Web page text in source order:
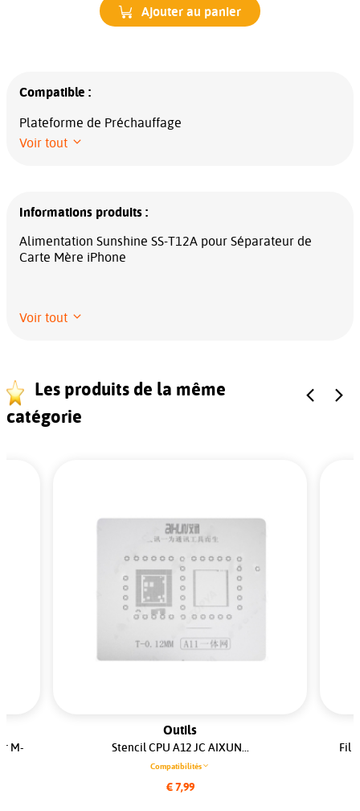
Ajouter au panier
Compatible :
Plateforme de Préchauffage
Voir tout
Informations produits :
Alimentation Sunshine SS-T12A pour Séparateur de
Carte Mère iPhone
Voir tout
Les produits de la même
catégorie
M-
Outils
Stencil CPU A12 JC AIXUN...
Compatibilités
€ 7,99
Fil